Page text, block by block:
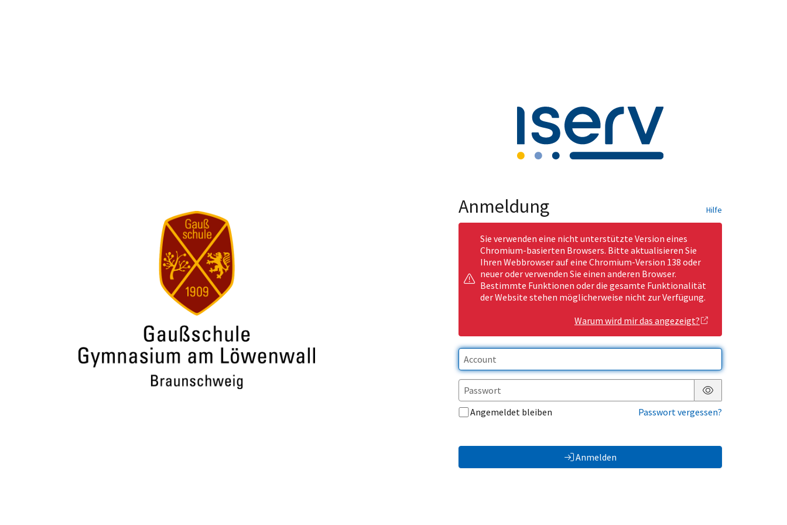
Anmeldung Hilfe
Sie verwenden eine nicht unterstützte Version eines
Chromium-basierten Browsers. Bitte aktualisieren Sie
Ihren Webbrowser auf eine Chromium-Version 138 oder
neuer oder verwenden Sie einen anderen Browser.
Bestimmte Funktionen oder die gesamte Funktionalität
der Website stehen möglicherweise nicht zur Verfügung.
Warum wird mir das angezeigt?
Passwort anzeigen
Angemeldet bleiben
Passwort vergessen?
Anmelden